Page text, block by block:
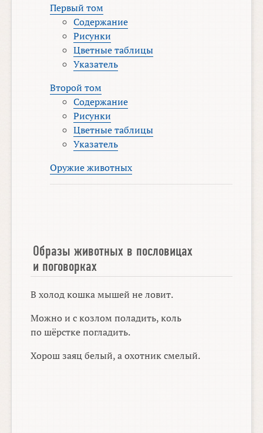
Первый том
Содержание
Рисунки
Цветные таблицы
Указатель
Второй том
Содержание
Рисунки
Цветные таблицы
Указатель
Оружие животных
Образы животных в пословицах
и поговорках
В холод кошка мышей не ловит.
Можно и с козлом поладить, коль
по шёрстке погладить.
Хорош заяц белый, а охотник смелый.